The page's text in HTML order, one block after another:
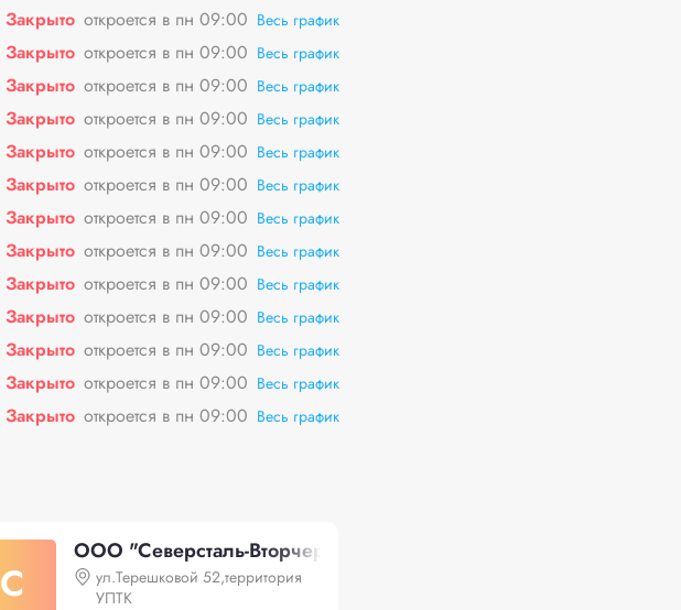
Закрыто откроется в пн 09:00 Весь график
Закрыто откроется в пн 09:00 Весь график
Закрыто откроется в пн 09:00 Весь график
Закрыто откроется в пн 09:00 Весь график
Закрыто откроется в пн 09:00 Весь график
Закрыто откроется в пн 09:00 Весь график
Закрыто откроется в пн 09:00 Весь график
Закрыто откроется в пн 09:00 Весь график
Закрыто откроется в пн 09:00 Весь график
Закрыто откроется в пн 09:00 Весь график
Закрыто откроется в пн 09:00 Весь график
Закрыто откроется в пн 09:00 Весь график
Закрыто откроется в пн 09:00 Весь график
С
ООО "Северсталь-Вторчермет"
ул.Терешковой 52,территория
УПТК